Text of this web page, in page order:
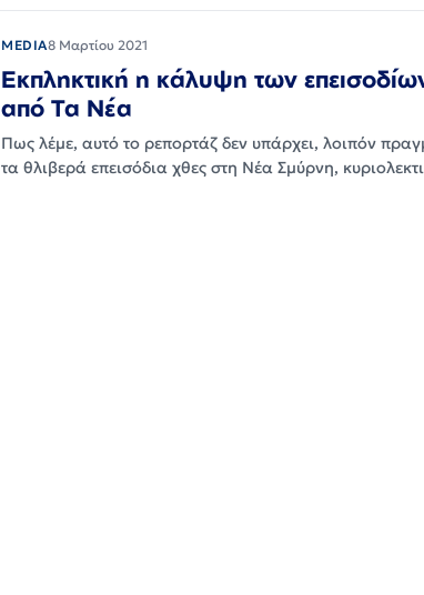
MEDIA8 Μαρτίου 2021
Εκπληκτική η κάλυψη των
από Τα Νέα
Πως λέμε, αυτό το ρεπορτάζ δεν υπάρχει, λοιπόν
τα θλιβερά επεισόδια χθες στη Νέα Σμύρνη,